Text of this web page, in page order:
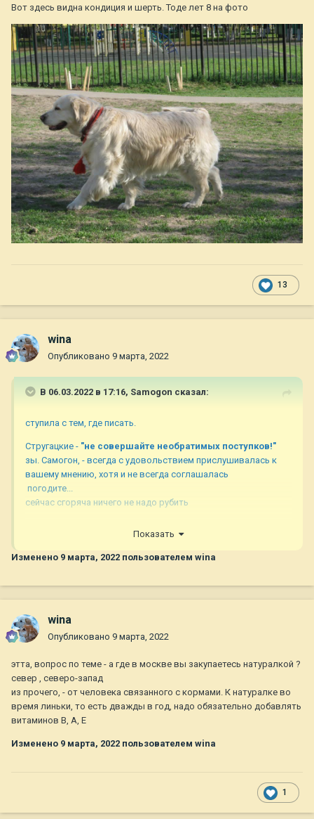
Вот здесь видна кондиция и шерть. Тоде лет 8 на фото
13
wina
Опубликовано 9 марта, 2022
В 06.03.2022 в 17:16, Samogon сказал:
ступила с тем, где писать.
Стругацкие - "не совершайте необратимых поступков!"
зы. Самогон, - всегда с удовольствием прислушивалась к
вашему мнению, хотя и не всегда соглашалась
погодите...
сейчас сгоряча ничего не надо рубить
В 07.03.2022 в 06:52,Анютка и Мишутка
Если честно обалдела)))) Вы же всегда на позитиве!!!!
завтра, постараюсь нарисовать свое мнение, по поводу
форума, отношения к людям и собакам и скорее всего...это
Показать
Изменено 9 марта, 2022 пользователем wina
wina
Опубликовано 9 марта, 2022
этта, вопрос по теме - а где в москве вы закупаетесь натуралкой ?
север , северо-запад
из прочего, - от человека связанного с кормами. К натуралке во
время линьки, то есть дважды в год, надо обязательно добавлять
витаминов В, А, Е
Изменено 9 марта, 2022 пользователем wina
1